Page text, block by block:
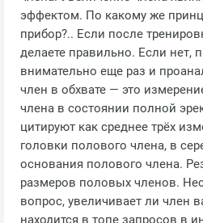
эффектом. По какому же
прибор?.. Если после
делаете правильно. Если нет,
внимательно еще раз и
член в обхвате — это
члена в состоянии полной
цитируют как среднее трёх
головки полового члена, в
основания полового члена.
размеров половых членов.
вопрос, увеличивает ли член
находится в топе запросов в